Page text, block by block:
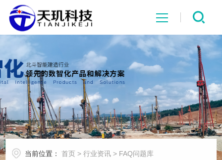
网站首页
系统中心
解决方案
项目案例
当前位置： 首页 >行业资讯 > FAQ问题库